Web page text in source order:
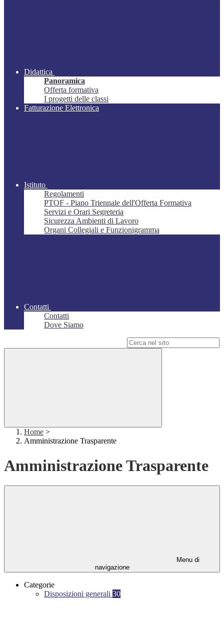
Didattica
Panoramica
Offerta formativa
I progetti delle classi
Fatturazione Elettronica
Istituto
Regolamenti
PTOF - Piano Triennale dell'Offerta Formativa
Servizi e Orari Segreteria
Sicurezza Ambienti di Lavoro
Organi Collegiali e Funzionigramma
Contatti
Contatti
Dove Siamo
Home >
Amministrazione Trasparente
Amministrazione Trasparente
Menu di
navigazione
Categorie
Disposizioni generali 30